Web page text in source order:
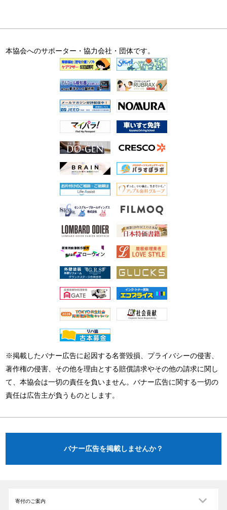
本協会へのサポーター・協力会社・団体です。
※掲載したバナー広告に起因する名誉毀損、プライバシーの侵害、
著作権の侵害、その他を理由とする賠償請求やその他の請求に関し
て、本協会は一切の責任を負いません。バナー広告に関する一切の
責任は広告主が負うものとします。
バナー広告を掲載しませんか？
寄付のご案内